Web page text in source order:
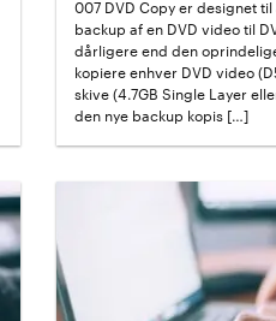
007 DVD Copy er designet
backup af en DVD video til
dårligere end den
kopiere enhver DVD video
skive (4.7GB Single Layer
den nye backup kopis […]